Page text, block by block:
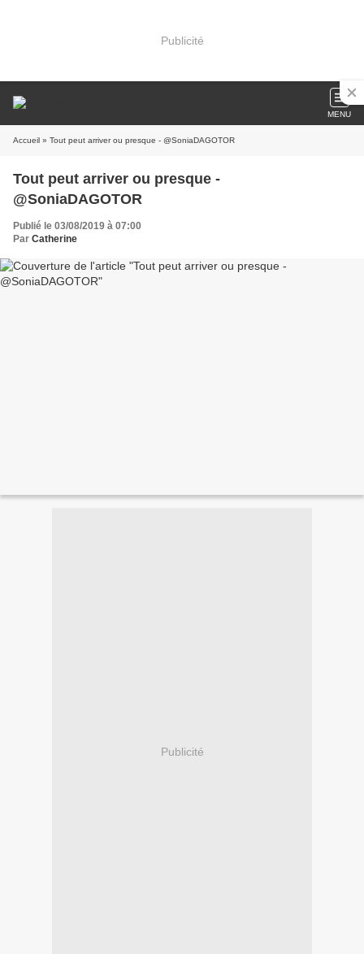
Publicité
MENU
Accueil » Tout peut arriver ou presque - @SoniaDAGOTOR
Tout peut arriver ou presque -
@SoniaDAGOTOR
Publié le 03/08/2019 à 07:00
Par Catherine
Publicité